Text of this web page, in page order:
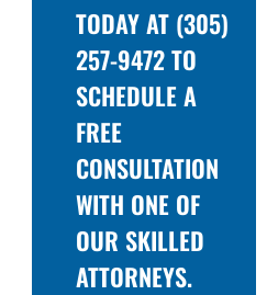
TODAY AT (305)
257-9472 TO
SCHEDULE A
FREE
CONSULTATION
WITH ONE OF
OUR SKILLED
ATTORNEYS.